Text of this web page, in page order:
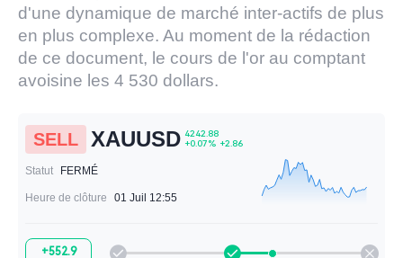
d'une dynamique de marché inter-actifs de plus
en plus complexe. Au moment de la rédaction
de ce document, le cours de l'or au comptant
avoisine les 4 530 dollars.
SELL XAUUSD
Statut FERMÉ
Heure de clôture 01 Juil 12:55
+552.9